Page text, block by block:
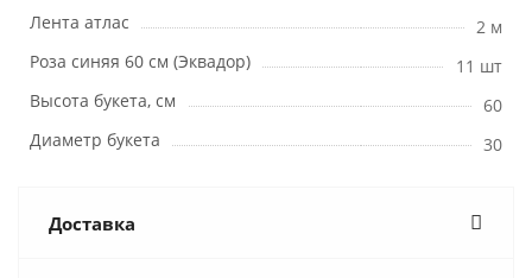
Лента атлас
2 м
Роза синяя 60 см (Эквадор)
11 шт
Высота букета, см
60
Диаметр букета
30
Доставка